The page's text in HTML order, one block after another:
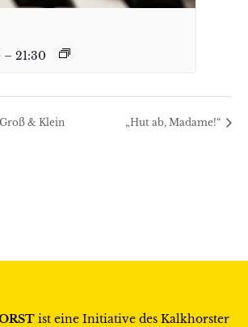
– 21:30
& Klein „Hut ab, Madame!“
ist eine Initiative des Kalkhorster